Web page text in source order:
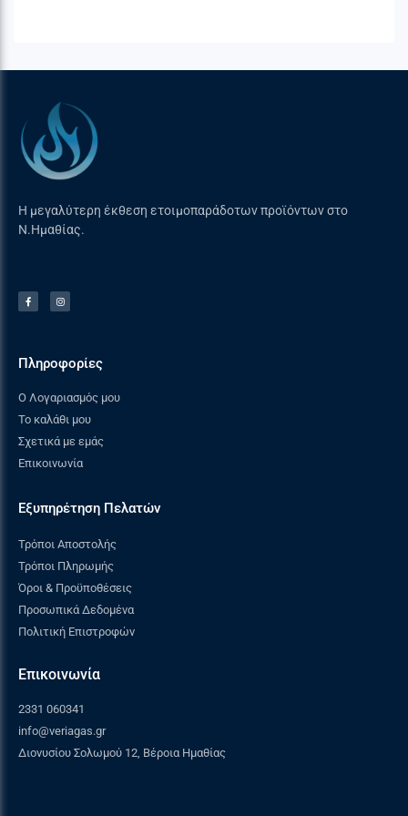
ψησταριά παρέχεται με το υψήλης ακρίβειας
θερμόμετρο που είναι ενσωματωμένο στο
καπάκι της.
ΣΥΣΤΗΜΑ ΔΙΑΧΕΙΡΙΣΗΣ ΘΕΡΜΟΤΗΤΑΣ VORTEX
Η μεγαλύτερη έκθεση ετοιμοπαράδοτων προϊόντων στο
Ν.Ημαθίας.
Πληροφορίες
Ο Λογαριασμός μου
Το καλάθι μου
Σχετικά με εμάς
Επικοινωνία
Εξυπηρέτηση Πελατών
Τρόποι Αποστολής
Τρόποι Πληρωμής
Όροι & Προϋποθέσεις
Προσωπικά Δεδομένα
Πολιτική Επιστροφών
Επικοινωνία
2331 060341
info@veriagas.gr
Διονυσίου Σολωμού 12, Βέροια Ημαθίας